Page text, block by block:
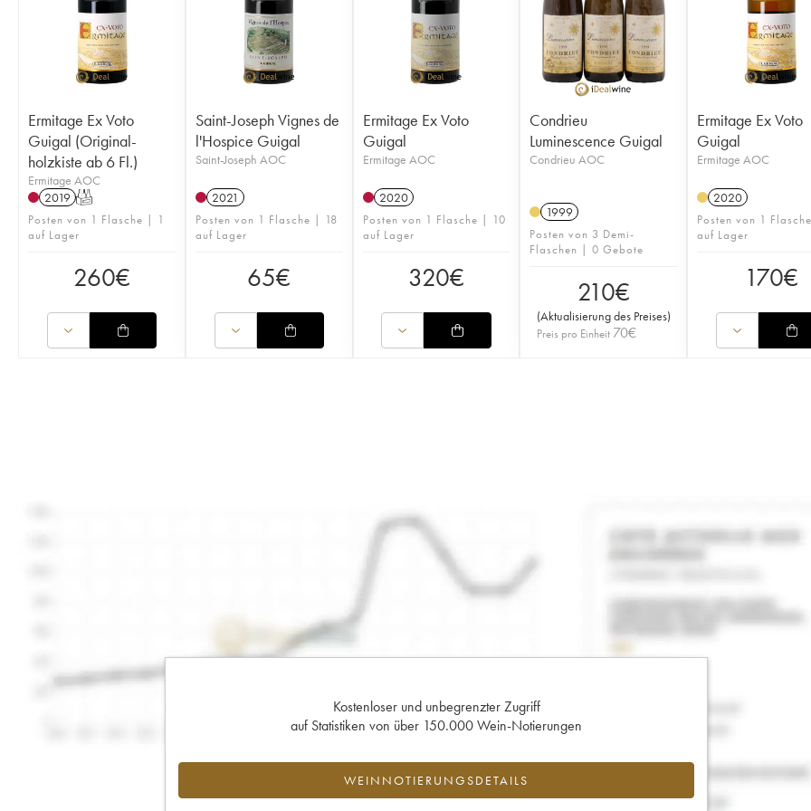
Ermitage Ex Voto
Guigal (Original-
holzkiste ab 6 Fl.)
Ermitage AOC
2019 T
Posten von 1 Flasche | 1
auf Lager
260€
Saint-Joseph Vignes de
l'Hospice Guigal
Saint-Joseph AOC
2021
Posten von 1 Flasche | 18
auf Lager
65€
Ermitage Ex Voto
Guigal
Ermitage AOC
2020
Posten von 1 Flasche | 10
auf Lager
320€
Condrieu
Luminescence Guigal
Condrieu AOC
1999
Posten von 3 Demi-
Flaschen | 0 Gebote
210€
(Aktualisierung des Preises)
Preis pro Einheit 70€
Ermitage Ex Voto
Guigal
Ermitage AOC
2020
Posten von 1
auf Lager
170€
Kostenloser und unbegrenzter Zugriff
auf Statistiken von über 150.000 Wein-Notierungen
WEINNOTIERUNGSDETAILS